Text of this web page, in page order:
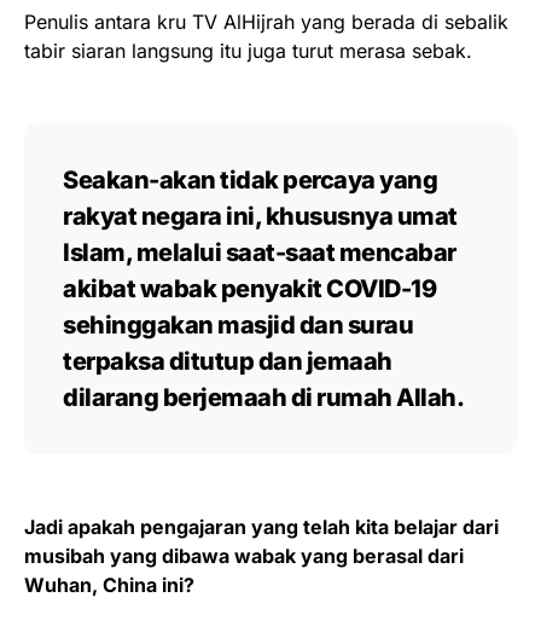
Penulis antara kru TV AlHijrah yang berada di sebalik
tabir siaran langsung itu juga turut merasa sebak.
Seakan-akan tidak percaya yang
rakyat negara ini, khususnya umat
Islam, melalui saat-saat mencabar
akibat wabak penyakit COVID-19
sehinggakan masjid dan surau
terpaksa ditutup dan jemaah
dilarang berjemaah di rumah Allah.
Jadi apakah pengajaran yang telah kita belajar dari
musibah yang dibawa wabak yang berasal dari
Wuhan, China ini?